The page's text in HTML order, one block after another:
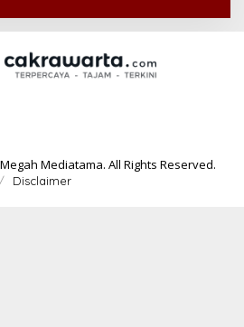
Mediatama. All Rights Reserved.
Disclaimer